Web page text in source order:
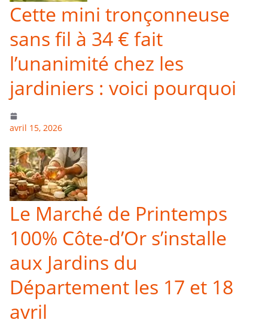
Cette mini tronçonneuse
sans fil à 34 € fait
l’unanimité chez les
jardiniers : voici pourquoi
avril 15, 2026
Le Marché de Printemps
100% Côte-d’Or s’installe
aux Jardins du
Département les 17 et 18
avril